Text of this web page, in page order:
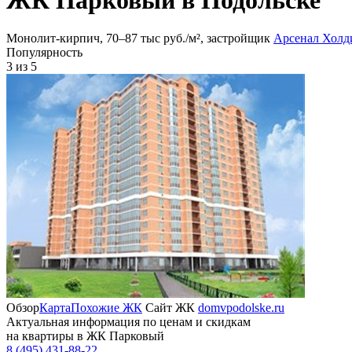
Монолит-кирпич, 70‒87 тыс руб./м², застройщик Арсенал
Популярность
3 из 5
ОбзорКартаПохожие ЖК Сайт ЖК domvpodolske.ru
Актуальная информация по ценам и скидкам
на квартиры в ЖК Парковый